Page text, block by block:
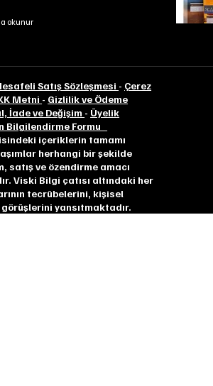
okunur
Satış Sözleşmesi - Çerez
Metni - Gizlilik ve Ödeme
İade ve Değişim - Üyelik
Bilgilendirme Formu
içeriklerin tamamı
herhangi bir şekilde
satış ve özendirme amacı
Viski Bilgi çatısı altındaki her
tecrübelerini, kişisel
yansıtmaktadır.